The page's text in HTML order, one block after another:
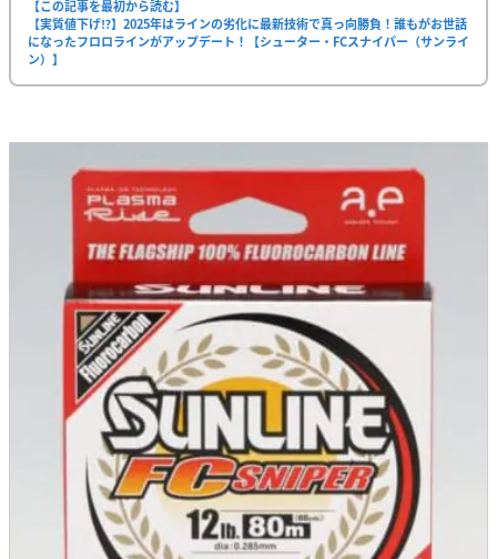
【この記事を最初から読む】
【実質値下げ⁉】2025年はラインの劣化に最新技術で真っ向勝負！誰もがお世話
になったフロロラインがアップデート！【シューター・FCスナイパー（サンライ
ン）】